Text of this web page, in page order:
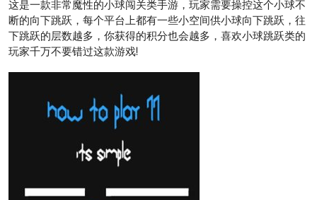
这是一款非常魔性的小球闯关类手游，玩家需要操控这个小球不
断的向下跳跃，每个平台上都有一些小空间供小球向下跳跃，往
下跳跃的层数越多，你获得的积分也会越多，喜欢小球跳跃类的
玩家千万不要错过这款游戏!